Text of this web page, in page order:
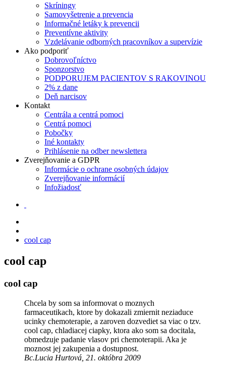
Skríningy
Samovyšetrenie a prevencia
Informačné letáky k prevencii
Preventívne aktivity
Vzdelávanie odborných pracovníkov a supervízie
Ako podporiť
Dobrovoľníctvo
Sponzorstvo
PODPORUJEM PACIENTOV S RAKOVINOU
2% z dane
Deň narcisov
Kontakt
Centrála a centrá pomoci
Centrá pomoci
Pobočky
Iné kontakty
Prihlásenie na odber newslettera
Zverejňovanie a GDPR
Informácie o ochrane osobných údajov
Zverejňovanie informácií
Infožiadosť
cool cap
cool cap
cool cap
Chcela by som sa informovat o moznych
farmaceutikach, ktore by dokazali zmiernit neziaduce
ucinky chemoterapie, a zaroven dozvediet sa viac o tzv.
cool cap, chladiacej ciapky, ktora ako som sa docitala,
obmedzuje padanie vlasov pri chemoterapii. Aka je
moznost jej zakupenia a dostupnost.
Bc.Lucia Hurtová, 21. októbra 2009